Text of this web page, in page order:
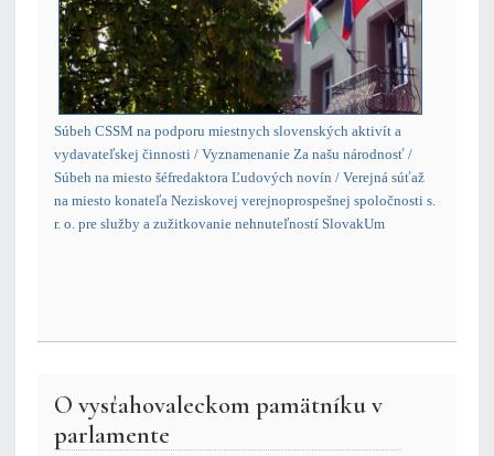
Súbeh CSSM na podporu miestnych slovenských aktivít a
vydavateľskej činnosti / Vyznamenanie Za našu národnosť /
Súbeh na miesto šéfredaktora Ľudových novín / Verejná súťaž
na miesto konateľa Neziskovej verejnoprospešnej spoločnosti s.
r. o. pre služby a zužitkovanie nehnuteľností SlovakUm
O vysťahovaleckom pamätníku v
parlamente